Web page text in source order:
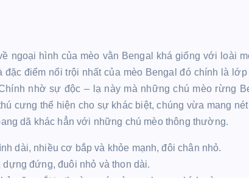
ngoại hình của mèo vằn Bengal khá giống với loài
đặc điểm nổi trội nhất của mèo Bengal đó chính là
nhờ sự độc – lạ này mà những chú mèo rừng
cưng thể hiện cho sự khác biệt, chúng vừa mang
dã khác hẳn với những chú mèo thông thường.
dài, nhiều cơ bắp và khỏe mạnh, đôi chân nhỏ.
dựng đứng, đuôi nhỏ và thon dài.